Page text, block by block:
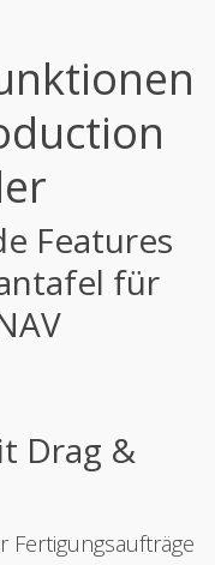
Features
für
Drag &
Fertigungsaufträge